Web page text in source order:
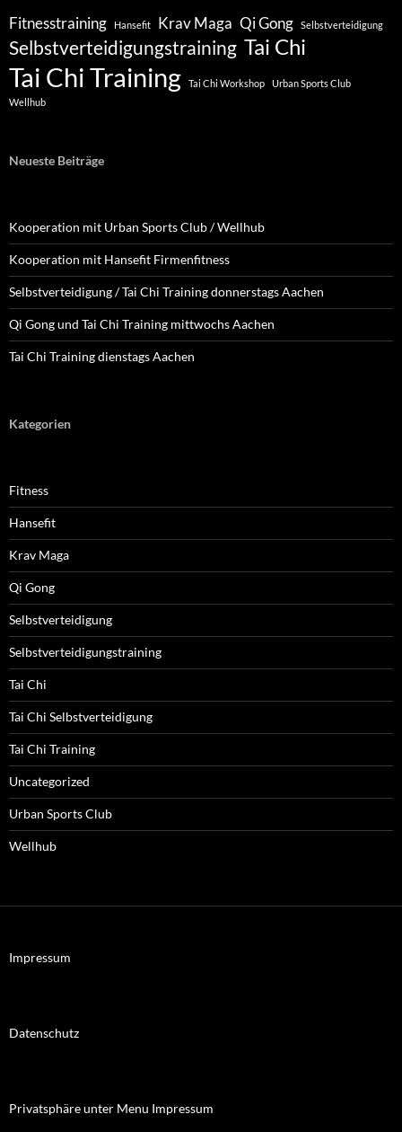
Fitnesstraining Hansefit Krav Maga Qi Gong Selbstverteidigung
Selbstverteidigungstraining Tai Chi
Tai Chi Training Tai Chi Workshop
Urban Sports Club
Wellhub
Neueste Beiträge
Kooperation mit Urban Sports Club / Wellhub
Kooperation mit Hansefit Firmenfitness
Selbstverteidigung / Tai Chi Training donnerstags Aachen
Qi Gong und Tai Chi Training mittwochs Aachen
Tai Chi Training dienstags Aachen
Kategorien
Fitness
Hansefit
Krav Maga
Qi Gong
Selbstverteidigung
Selbstverteidigungstraining
Tai Chi
Tai Chi Selbstverteidigung
Tai Chi Training
Uncategorized
Urban Sports Club
Wellhub
Impressum
Datenschutz
Privatsphäre unter Menu Impressum